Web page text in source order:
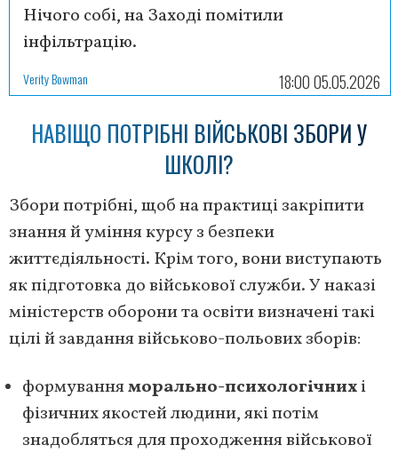
Нічого собі, на Заході помітили
інфільтрацію.
Verity Bowman 18:00 05.05.2026
НАВІЩО ПОТРІБНІ ВІЙСЬКОВІ ЗБОРИ У
ШКОЛІ?
Збори потрібні, щоб на практиці закріпити
знання й уміння курсу з безпеки
життєдіяльності. Крім того, вони виступають
як підготовка до військової служби. У наказі
міністерств оборони та освіти визначені такі
цілі й завдання військово-польових зборів:
формуванняморально-психологічнихі
фізичних якостей людини, які потім
знадобляться для проходження військової